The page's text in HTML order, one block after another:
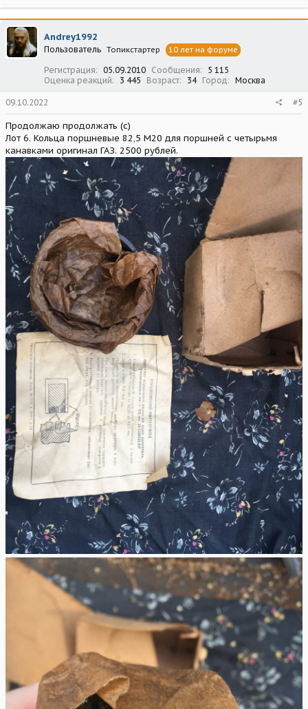
Andrey1992
Пользователь Топикстартер 10 лет на форуме
Регистрация 05.09.2010 Сообщения
5 115
Оценка реакций
3 445 Возраст 34 Город Москва
09.10.2022 #5
Продолжаю продолжать (с)
Лот 6. Кольца поршневые 82,5 М20 для поршней с четырьмя
канавками оригинал ГАЗ. 2500 рублей.